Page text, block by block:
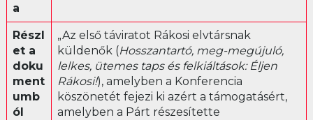
Levél
Műsor
Librettó
a
Részl
et a
doku
ment
umb
ól
„Az első táviratot Rákosi elvtársnak
küldenők (Hosszantartó, meg-megújuló,
lelkes, ütemes taps és felkiáltások: Éljen
Rákosi!), amelyben a Konferencia
köszönetét fejezi ki azért a támogatásért,
amelyben a Párt részesítette